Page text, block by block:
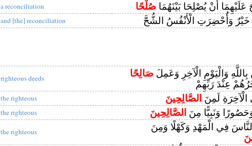
a reconciliation عَلَيْهِمَا أَنْ يُصْلِحَا بَيْنَهُمَا صُلْحًا
and [the] reconciliation خَيْرٌ وَأُحْضِرَتِ الْأَنْفُسُ الشُّحَّ
righteous deeds وَالْيَوْمِ الْآخِرِ وَعَمِلَ صَالِحًا
عِنْدَ رَبِّهِمْ
the righteous الْآخِرَةِ لَمِنَ الصَّالِحِينَ
the righteous وَنَبِيًّا مِنَ الصَّالِحِينَ
the righteous
فِي الْمَهْدِ وَكَهْلًا وَمِنَ